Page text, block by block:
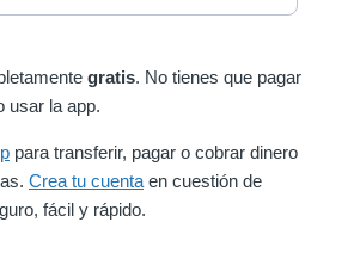
gratis. No tienes que pagar
usar la app.
para transferir, pagar o cobrar dinero
Crea tu cuentaen cuestión de
fácil y rápido.